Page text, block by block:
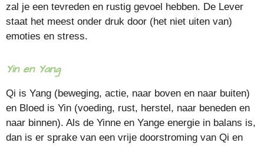
zal je een tevreden en rustig gevoel hebben. De Lever
staat het meest onder druk door (het niet uiten van)
emoties en stress.
Yin en Yang
Qi is Yang (beweging, actie, naar boven en naar buiten)
en Bloed is Yin (voeding, rust, herstel, naar beneden en
naar binnen). Als de Yinne en Yange energie in balans is,
dan is er sprake van een vrije doorstroming van Qi en